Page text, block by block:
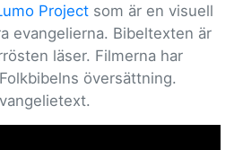
Project som är en visuell
evangelierna. Bibeltexten är
läser. Filmerna har
översättning.